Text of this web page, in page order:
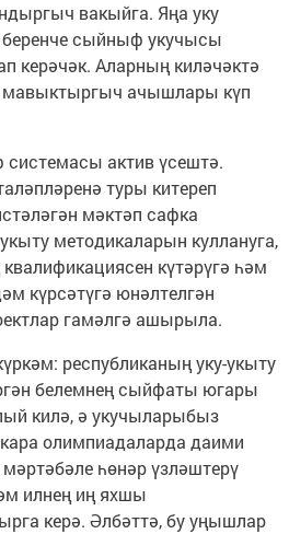
вакыйга. Яңа уку
сыйныф укучысы
керәчәк. Аларның киләчәктә
ачышлары күп
системасы актив үсештә.
туры китереп
мәктәп сафка
методикаларын куллануга,
күтәрүгә һәм
күрсәтүгә юнәлтелгән
гамәлгә ашырыла.
республиканың уку-укыту
белемнең сыйфаты югары
килә, ә укучыларыбыз
олимпиадаларда даими
һөнәр үзләштерү
илнең иң яхшы
керә. Әлбәттә, бу уңышлар